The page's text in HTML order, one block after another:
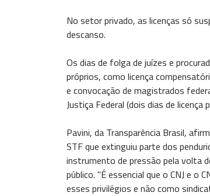
No setor privado, as licenças só
descanso.
Os dias de folga de juízes e
próprios, como licença
e convocação de magistrados
Justiça Federal (dois dias de licença
Pavini, da Transparência Brasil,
STF que extinguiu parte dos
instrumento de pressão pela volta
público. "É essencial que o CNJ e o
esses privilégios e não como